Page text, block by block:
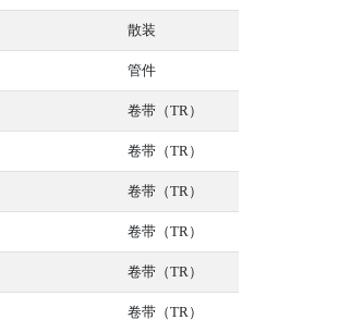
散装
管件
卷带（TR）
卷带（TR）
卷带（TR）
卷带（TR）
卷带（TR）
卷带（TR）